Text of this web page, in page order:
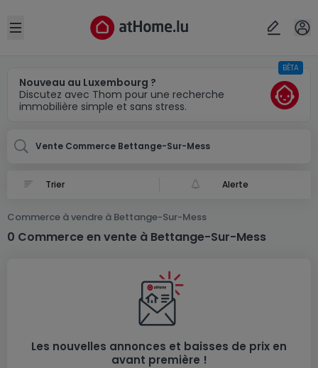
Open sidebar
Nouveau au Luxembourg ?
Discutez avec Thom pour une recherche
immobilière simple et sans stress.
BÊTA
Vente Commerce Bettange-Sur-Mess
Alerte
Commerce à vendre à Bettange-Sur-Mess
0 Commerce en vente à Bettange-Sur-Mess
Les nouvelles annonces et baisses de prix en
avant première !
Localité(s)
Annuler OK